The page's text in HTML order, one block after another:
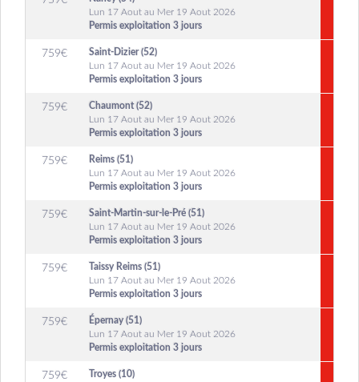
Lun 17 Aout au Mer 19 Aout 2026
Permis exploitation 3 jours
759€
Saint-Dizier (52)
Lun 17 Aout au Mer 19 Aout 2026
Permis exploitation 3 jours
759€
Chaumont (52)
Lun 17 Aout au Mer 19 Aout 2026
Permis exploitation 3 jours
759€
Reims (51)
Lun 17 Aout au Mer 19 Aout 2026
Permis exploitation 3 jours
759€
Saint-Martin-sur-le-Pré (51)
Lun 17 Aout au Mer 19 Aout 2026
Permis exploitation 3 jours
759€
Taissy Reims (51)
Lun 17 Aout au Mer 19 Aout 2026
Permis exploitation 3 jours
759€
Épernay (51)
Lun 17 Aout au Mer 19 Aout 2026
Permis exploitation 3 jours
759€
Troyes (10)